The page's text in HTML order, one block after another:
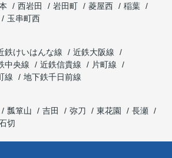
西岩田 岩田町 菱屋西
稲葉
玉串町西
鉄けいはんな線
近鉄大阪線
中央線 近鉄信貴線
片町線
線
地下鉄千日前線
瓢箪山 吉田 弥刀 東花園
長瀬
切